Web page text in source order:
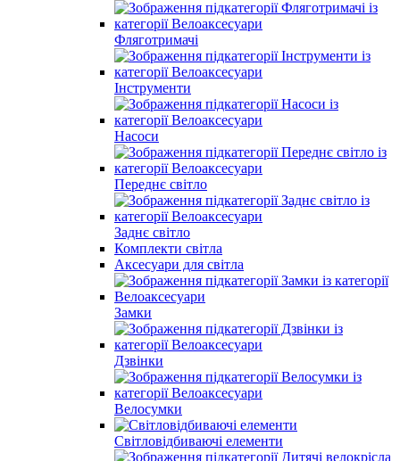
Фляготримачі
Інструменти
Насоси
Переднє світло
Заднє світло
Комплекти світла
Аксесуари для світла
Замки
Дзвінки
Велосумки
Світловідбиваючі елементи